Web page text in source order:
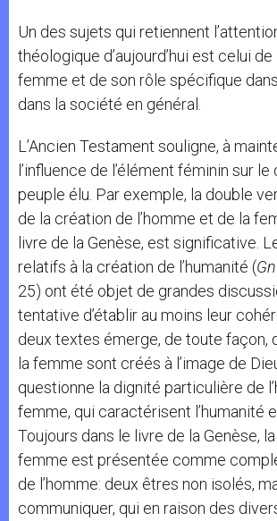
Un des sujets qui retiennent
théologique d’aujourd’hui est celui
femme et de son rôle spécifique
dans la société en général.
L’Ancien Testament souligne, à
l’influence de l’élément féminin sur le
peuple élu. Par exemple, la double
de la création de l’homme et de la
livre de la Genèse, est significative.
relatifs à la création de l’humanité (Gn
25) ont été objet de grandes
tentative d’établir au moins leur
deux textes émerge, de toute façon,
la femme sont créés à l’image de
questionne la dignité particulière de
femme, qui caractérisent l’humanité
Toujours dans le livre de la Genèse,
femme est présentée comme
de l’homme: deux êtres non isolés,
communiquer, qui en raison des